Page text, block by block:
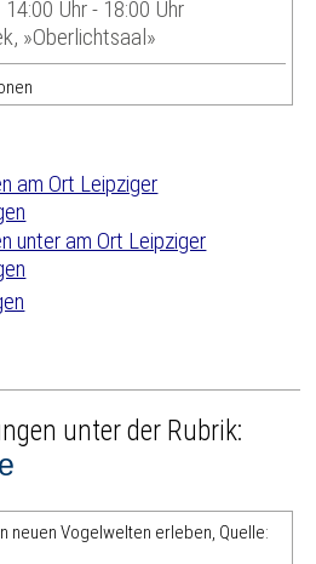
Uhr - 18:00 Uhr
»Oberlichtsaal»
unter der Rubrik: